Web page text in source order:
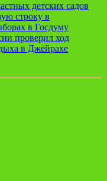
детских садов
строку в
в Госдуму
проверил ход
в Джейрахе